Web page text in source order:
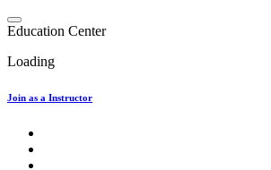
Skip
to
Education Center
Loading
Join as a Instructor